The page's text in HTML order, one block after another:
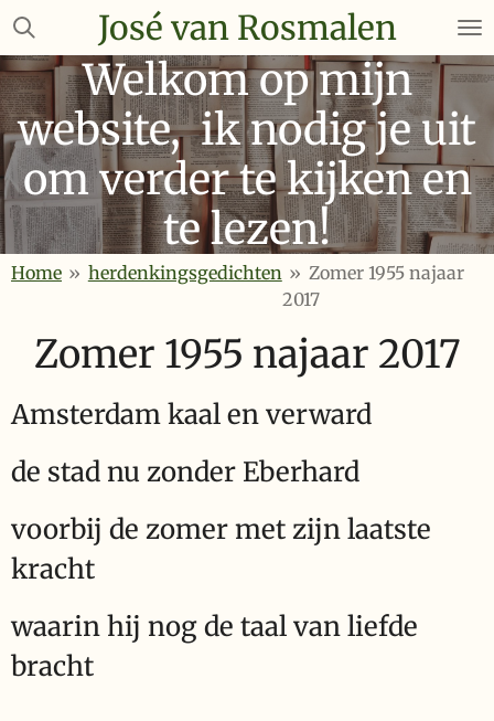
Ga
naar
de
hoofdinhoud
José van Rosmalen
Welkom op mijn
website, ik nodig je uit
om verder te kijken en
te lezen!
Home » herdenkingsgedichten » Zomer 1955 najaar
2017
Zomer 1955 najaar 2017
Amsterdam kaal en verward
de stad nu zonder Eberhard
voorbij de zomer met zijn laatste
kracht
waarin hij nog de taal van liefde
bracht